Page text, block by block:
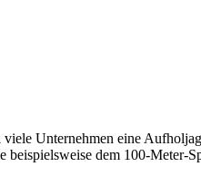
Unternehmen eine
dem 100-Meter-